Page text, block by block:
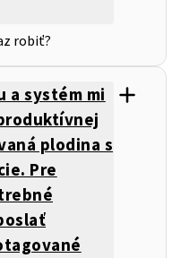
robiť?
a systém mi
plodina s
Pre